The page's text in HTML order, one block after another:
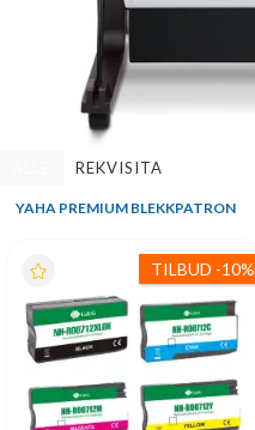
REKVISITA
YAHA PREMIUM BLEKKPATRON
TILBUD -10%